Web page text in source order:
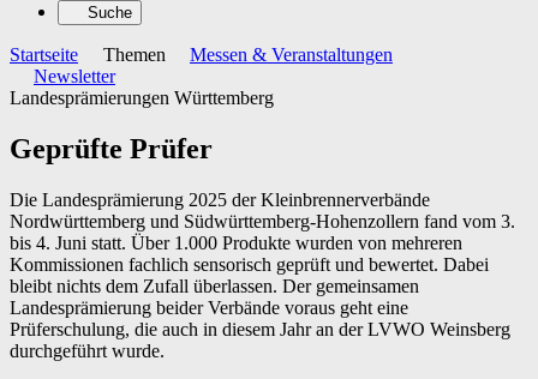
Suche
Startseite Themen
Messen & Veranstaltungen
Newsletter
Landesprämierungen Württemberg
Geprüfte Prüfer
Die Landesprämierung 2025 der Kleinbrennerverbände
Nordwürttemberg und Südwürttemberg-Hohenzollern fand vom 3.
bis 4. Juni statt. Über 1.000 Produkte wurden von mehreren
Kommissionen fachlich sensorisch geprüft und bewertet. Dabei
bleibt nichts dem Zufall überlassen. Der gemeinsamen
Landesprämierung beider Verbände voraus geht eine
Prüferschulung, die auch in diesem Jahr an der LVWO Weinsberg
durchgeführt wurde.